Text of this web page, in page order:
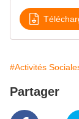
#Activités
Partager